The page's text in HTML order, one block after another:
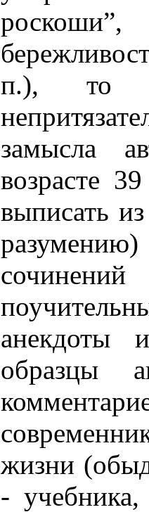
п.), то
замысла
возрасте
выписать
анекдоты
образцы
жизни
-